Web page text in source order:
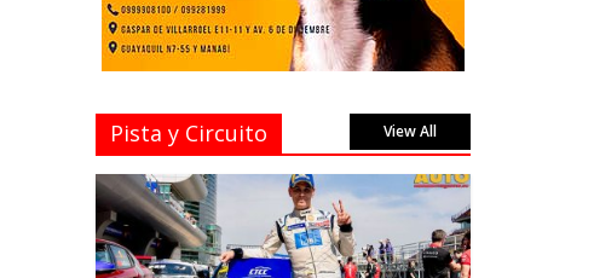
Pista y Circuito View All